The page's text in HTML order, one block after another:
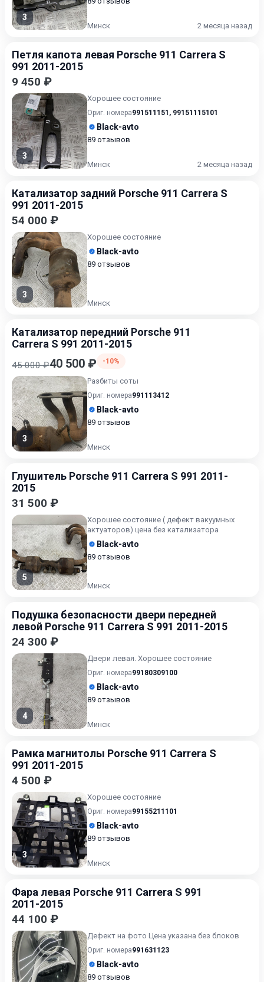
3
Минск 2 месяца назад
Петля капота левая Porsche 911 Carrera S
991 2011-2015
9 450 ₽
3
Хорошее состояние
Ориг. номера991511151 , 99151115101
Black-avto
89 отзывов
Минск 2 месяца назад
Катализатор задний Porsche 911 Carrera S
991 2011-2015
54 000 ₽
3
Хорошее состояние
Black-avto
89 отзывов
Минск
Катализатор передний Porsche 911
Carrera S 991 2011-2015
45 000 ₽40 500 ₽ -10%
3
Разбиты соты
Ориг. номера991113412
Black-avto
89 отзывов
Минск
Глушитель Porsche 911 Carrera S 991 2011-
2015
31 500 ₽
5
Хорошее состояние ( дефект вакуумных
актуаторов) цена без катализатора
Black-avto
89 отзывов
Минск
Подушка безопасности двери передней
левой Porsche 911 Carrera S 991 2011-2015
24 300 ₽
4
Двери левая. Хорошее состояние
Ориг. номера99180309100
Black-avto
89 отзывов
Минск
Рамка магнитолы Porsche 911 Carrera S
991 2011-2015
4 500 ₽
3
Хорошее состояние
Ориг. номера99155211101
Black-avto
89 отзывов
Минск
Фара левая Porsche 911 Carrera S 991
2011-2015
44 100 ₽
Дефект на фото Цена указана без блоков
Ориг. номера991631123
Black-avto
89 отзывов